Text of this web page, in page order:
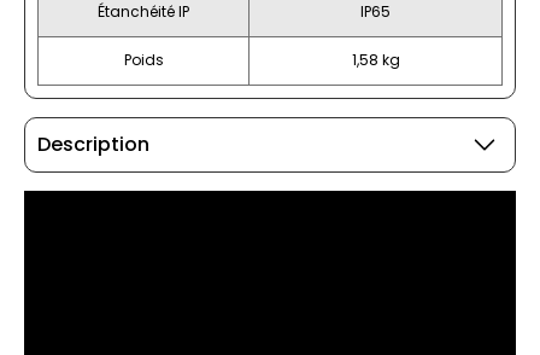
Étanchéité IP IP65
Poids 1,58 kg
Description